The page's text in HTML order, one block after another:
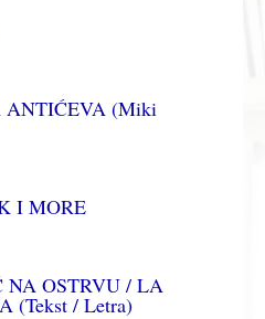
ANTIĆEVA (Miki
I MORE
NA OSTRVU / LA
(Tekst / Letra)